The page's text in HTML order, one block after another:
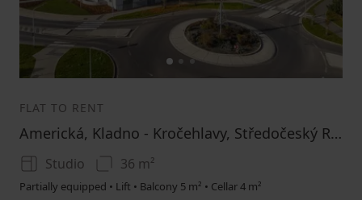
1
FLAT TO RENT
Americká, Kladno - Kročehlavy, Středočeský Region
Studio 36 m²
Partially equipped • Lift • Balcony 5 m² • Cellar 4 m²